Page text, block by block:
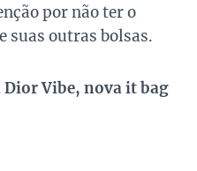
por não ter o
suas outras bolsas.
Dior Vibe, nova it bag